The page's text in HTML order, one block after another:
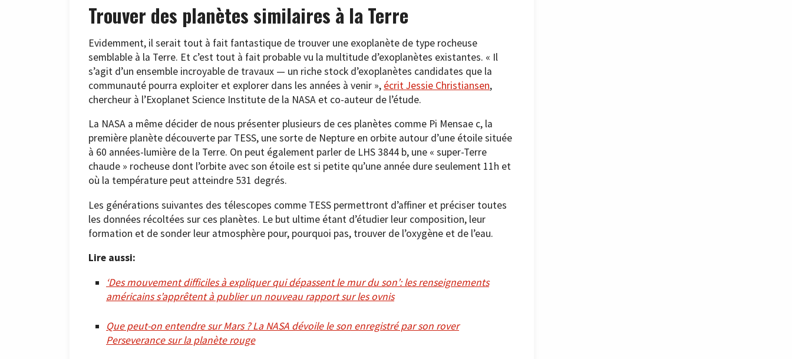
Trouver des planètes similaires à la Terre
Evidemment, il serait tout à fait fantastique de trouver une exoplanète de type rocheuse
semblable à la Terre. Et c’est tout à fait probable vu la multitude d’exoplanètes existantes. « Il
s’agit d’un ensemble incroyable de travaux — un riche stock d’exoplanètes candidates que la
communauté pourra exploiter et explorer dans les années à venir », écrit Jessie Christiansen,
chercheur à l’Exoplanet Science Institute de la NASA et co-auteur de l’étude.
La NASA a même décider de nous présenter plusieurs de ces planètes comme Pi Mensae c, la
première planète découverte par TESS, une sorte de Nepture en orbite autour d’une étoile située
à 60 années-lumière de la Terre. On peut également parler de LHS 3844 b, une « super-Terre
chaude » rocheuse dont l’orbite avec son étoile est si petite qu’une année dure seulement 11h et
où la température peut atteindre 531 degrés.
Les générations suivantes des télescopes comme TESS permettront d’affiner et préciser toutes
les données récoltées sur ces planètes. Le but ultime étant d’étudier leur composition, leur
formation et de sonder leur atmosphère pour, pourquoi pas, trouver de l’oxygène et de l’eau.
Lire aussi:
‘Des mouvement difficiles à expliquer qui dépassent le mur du son’: les renseignements
américains s’apprêtent à publier un nouveau rapport sur les ovnis
Que peut-on entendre sur Mars ? La NASA dévoile le son enregistré par son rover
Perseverance sur la planète rouge